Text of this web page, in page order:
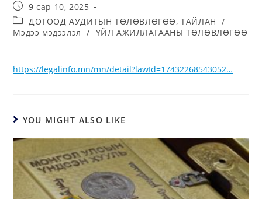
9 сар 10, 2025
ДОТООД АУДИТЫН ТӨЛӨВЛӨГӨӨ, ТАЙЛАН
/
Мэдээ мэдээлэл
/ ҮЙЛ АЖИЛЛАГААНЫ ТӨЛӨВЛӨГӨӨ
https://legalinfo.mn/mn/detail?lawId=17432268543052…
YOU MIGHT ALSO LIKE